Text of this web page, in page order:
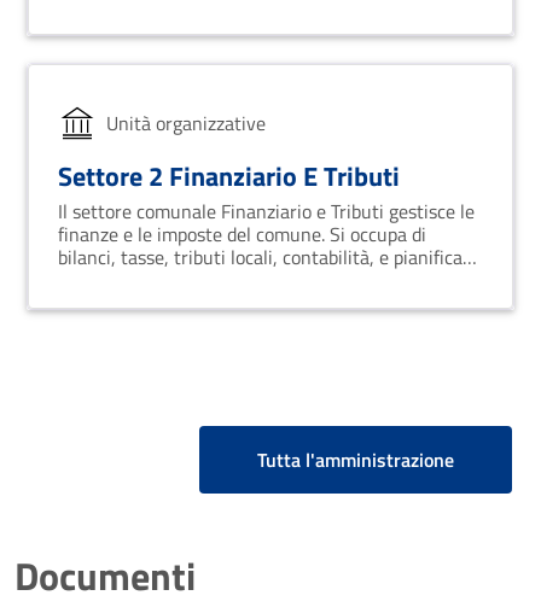
Unità organizzative
Settore 2 Finanziario E Tributi
Il settore comunale Finanziario e Tributi gestisce le
finanze e le imposte del comune. Si occupa di
bilanci, tasse, tributi locali, contabilità, e pianifica
Tutta l'amministrazione
Documenti